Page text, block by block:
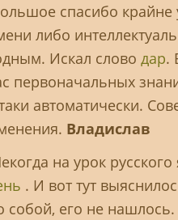
спасибо крайне
либо
Искал слово дар.
первоначальных
автоматически.
Владислав
на урок
. И вот тут
собой, его не